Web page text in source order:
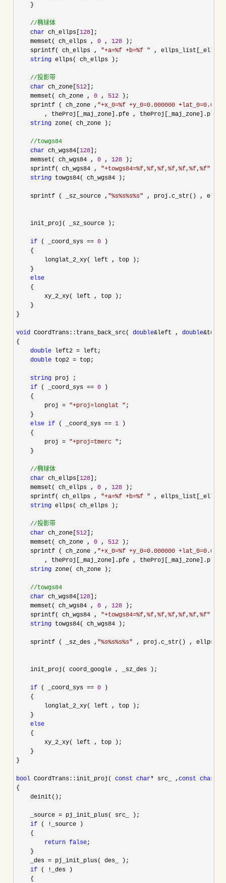
    }
//椭球体
char ch_ellps[128 ];
    memset( ch_ellps ,
0 , 128 );
    sprintf( ch_ellps ,
"+a=%f +b=%f " ,
string ellps( ch_ellps );
//投影带
char ch_zone[ 512 ];
    memset( ch_zone ,
0 , 512 );
    sprintf ( ch_zone ,
"+x_0=%f +y_0=0.000000
        , theProj[_maj_zone].pfe , theProj[_maj_zone].pl );
string zone( ch_zone );
//towgs84
char ch_wgs84[128 ];
    memset( ch_wgs84 ,
0 , 128 );
    sprintf( ch_wgs84 ,
"+towgs84=%f,%f,%f,%f,%f,%f,%f"
string towgs84( ch_wgs84 );
    sprintf ( _sz_source ,
"%s%s%s%s" , proj.c_str() ,
    init_proj( _sz_source );
if ( _coord_sys == 0 )
    {
        longlat_2_xy( left , top );
    }
else
    {
        xy_2_xy( left , top );
    }
}
void CoordTrans::trans_back_src( double&left , double&top )
{
double left2 = left;
double top2 = top;
string proj ;
if ( _coord_sys == 0 )
    {
        proj
= "+proj=longlat " ;
    }
else if ( _coord_sys == 1 )
    {
        proj
= "+proj=tmerc " ;
    }
//椭球体
char ch_ellps[128 ];
    memset( ch_ellps ,
0 , 128 );
    sprintf( ch_ellps ,
"+a=%f +b=%f " ,
string ellps( ch_ellps );
//投影带
char ch_zone[ 512 ];
    memset( ch_zone ,
0 , 512 );
    sprintf ( ch_zone ,
"+x_0=%f +y_0=0.000000
        , theProj[_maj_zone].pfe , theProj[_maj_zone].pl );
string zone( ch_zone );
//towgs84
char ch_wgs84[128 ];
    memset( ch_wgs84 ,
0 , 128 );
    sprintf( ch_wgs84 ,
"+towgs84=%f,%f,%f,%f,%f,%f,%f"
string towgs84( ch_wgs84 );
    sprintf ( _sz_des ,
"%s%s%s%s" , proj.c_str() ,
    init_proj( coord_google , _sz_des );
if ( _coord_sys == 0 )
    {
        longlat_2_xy( left , top );
    }
else
    {
        xy_2_xy( left , top );
    }
}
bool CoordTrans::init_proj( const char* src_ ,const char
{
    deinit();
    _source
= pj_init_plus( src_ );
if ( !
_source )
    {
return false;
    }
    _des
= pj_init_plus( des_ );
if ( !
_des )
    {